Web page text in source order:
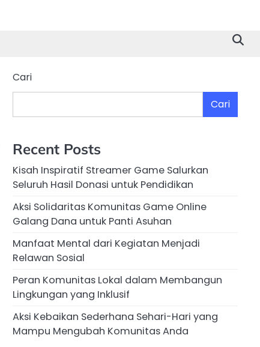
Cari
Cari
Recent Posts
Kisah Inspiratif Streamer Game Salurkan
Seluruh Hasil Donasi untuk Pendidikan
Aksi Solidaritas Komunitas Game Online
Galang Dana untuk Panti Asuhan
Manfaat Mental dari Kegiatan Menjadi
Relawan Sosial
Peran Komunitas Lokal dalam Membangun
Lingkungan yang Inklusif
Aksi Kebaikan Sederhana Sehari-Hari yang
Mampu Mengubah Komunitas Anda